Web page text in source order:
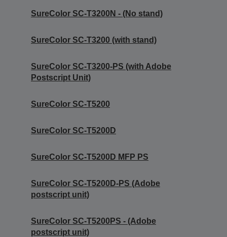
SureColor SC-T3200N - (No stand)
SureColor SC-T3200 (with stand)
SureColor SC-T3200-PS (with Adobe
Postscript Unit)
SureColor SC-T5200
SureColor SC-T5200D
SureColor SC-T5200D MFP PS
SureColor SC-T5200D-PS (Adobe
postscript unit)
SureColor SC-T5200PS - (Adobe
postscript unit)